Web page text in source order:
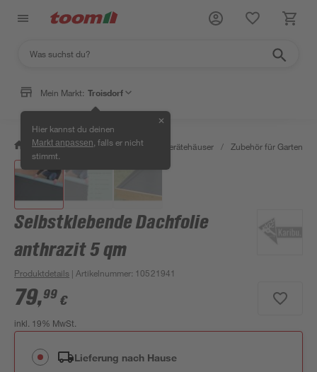
Mein Markt: Troisdorf
Hier kannst du deinen
Markt anpassen , falls er nicht
stimmt.
✕
/ Garten & Freizeit / Garten- & Gerätehäuser / Zubehör für
Selbstklebende Dachfolie
anthrazit 5 qm
Produktdetails | Artikelnummer: 10521941
79,99 €
inkl. 19% MwSt.
Lieferung nach Hause